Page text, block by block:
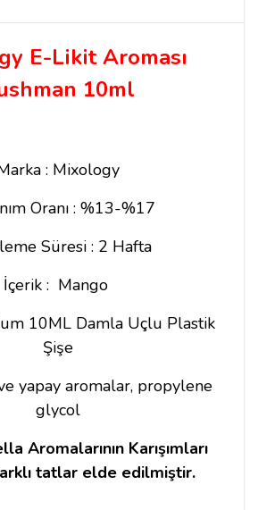
E-Likit Aroması
10ml
: Mixology
Oranı : %13-%17
Süresi : 2 Hafta
İçerik : Mango
10ML Damla Uçlu Plastik
Şişe
yapay aromalar, propylene
glycol
Aromalarının Karışımları
tatlar elde edilmiştir.